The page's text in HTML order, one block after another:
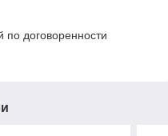
по договоренности